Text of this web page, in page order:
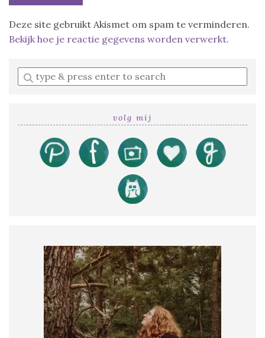
Deze site gebruikt Akismet om spam te verminderen.
Bekijk hoe je reactie gegevens worden verwerkt.
Enter
a
volg mij